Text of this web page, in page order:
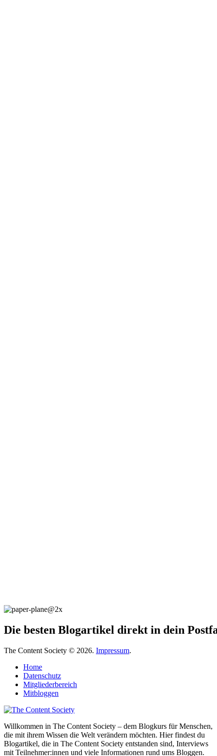
Die besten Blogartikel direkt in dein
The Content Society © 2026. Impressum.
Home
Datenschutz
Mitgliederbereich
Mitbloggen
Willkommen in The Content Society – dem Blogkurs für Menschen,
die mit ihrem Wissen die Welt verändern möchten. Hier findest du
Blogartikel, die in The Content Society entstanden sind, Interviews
mit Teilnehmer:innen und viele Informationen rund ums Bloggen.